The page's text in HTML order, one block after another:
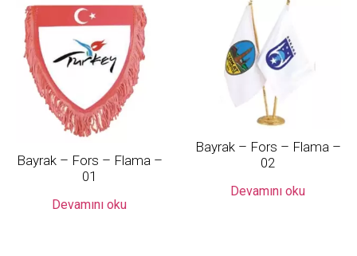
Bayrak – Fors – Flama –
01
Devamını oku
Bayrak – Fors – Flama –
02
Devamını oku